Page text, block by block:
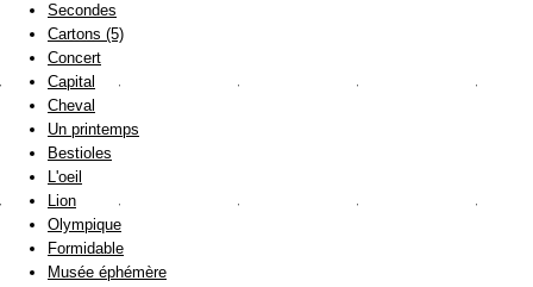
Secondes
Cartons (5)
Concert
Capital
Cheval
Un printemps
Bestioles
L'oeil
Lion
Olympique
Formidable
Musée éphémère